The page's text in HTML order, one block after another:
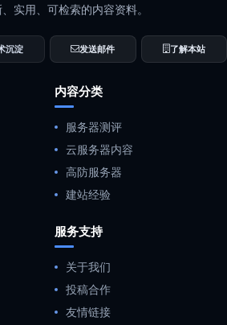
实用、可检索的内容资料。
沉淀 发送邮件 了解本站
内容分类
服务器测评
云服务器内容
高防服务器
建站经验
服务支持
关于我们
投稿合作
友情链接